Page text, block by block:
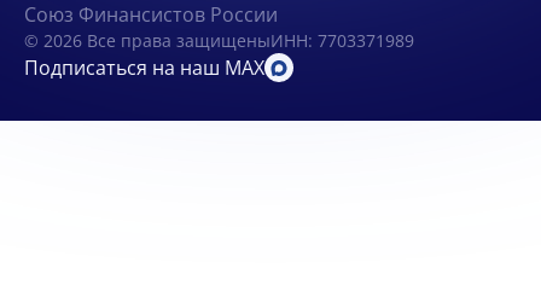
Союз Финансистов России
© 2026 Все права защищеныИНН: 7703371989
Подписаться на наш MAX